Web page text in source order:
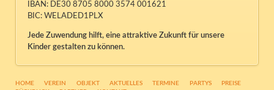
IBAN: DE30 8705 8000 3574 001621
BIC: WELADED1PLX
Jede Zuwendung hilft, eine attraktive Zukunft für unsere
Kinder gestalten zu können.
NAVIGATION
HOME VEREIN OBJEKT AKTUELLES TERMINE PARTYS
PREISE